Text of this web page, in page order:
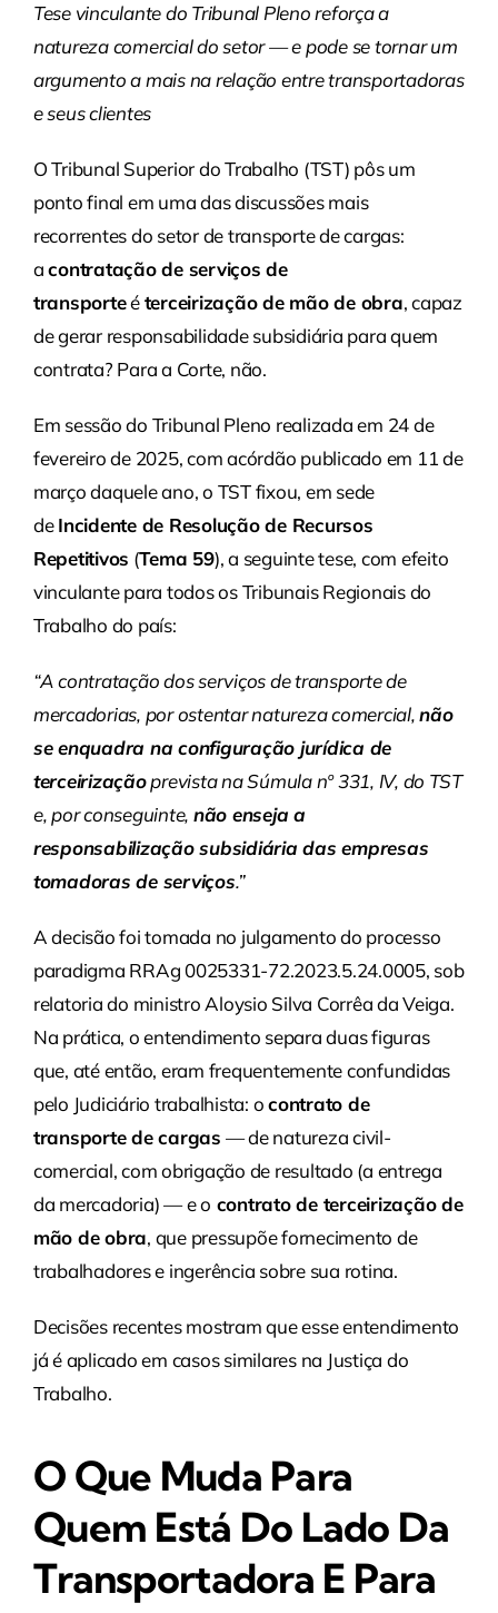
Tese vinculante do Tribunal Pleno reforça a
natureza comercial do setor — e pode se tornar um
argumento a mais na relação entre transportadoras
e seus clientes
O Tribunal Superior do Trabalho (TST) pôs um
ponto final em uma das discussões mais
recorrentes do setor de transporte de cargas:
acontratação de serviços de
transporteéterceirização de mão de obra, capaz
de gerar responsabilidade subsidiária para quem
contrata? Para a Corte, não.
Em sessão do Tribunal Pleno realizada em 24 de
fevereiro de 2025, com acórdão publicado em 11 de
março daquele ano, o TST fixou, em sede
deIncidente de Resolução de Recursos
Repetitivos (Tema 59), a seguinte tese, com efeito
vinculante para todos os Tribunais Regionais do
Trabalho do país:
“A contratação dos serviços de transporte de
mercadorias, por ostentar natureza comercial,não
se enquadra na configuração jurídica de
terceirizaçãoprevista na Súmula nº 331, IV, do TST
e, por conseguinte, não enseja a
responsabilização subsidiária das empresas
tomadoras de serviços.”
A decisão foi tomada no julgamento do processo
paradigma RRAg 0025331-72.2023.5.24.0005, sob
relatoria do ministro Aloysio Silva Corrêa da Veiga.
Na prática, o entendimento separa duas figuras
que, até então, eram frequentemente confundidas
pelo Judiciário trabalhista: ocontrato de
transporte de cargas — de natureza civil-
comercial, com obrigação de resultado (a entrega
da mercadoria) — e o contrato de terceirização de
mão de obra, que pressupõe fornecimento de
trabalhadores e ingerência sobre sua rotina.
Decisões recentes mostram que esse entendimento
já é aplicado em casos similares na Justiça do
Trabalho.
O Que Muda Para
Quem Está Do Lado Da
Transportadora E Para